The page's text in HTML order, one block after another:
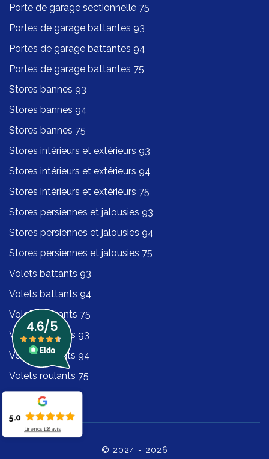
Porte de garage sectionnelle 75
Portes de garage battantes 93
Portes de garage battantes 94
Portes de garage battantes 75
Stores bannes 93
Stores bannes 94
Stores bannes 75
Stores intérieurs et extérieurs 93
Stores intérieurs et extérieurs 94
Stores intérieurs et extérieurs 75
Stores persiennes et jalousies 93
Stores persiennes et jalousies 94
Stores persiennes et jalousies 75
Volets battants 93
Volets battants 94
Volets battants 75
Volets roulants 93
Volets roulants 94
Volets roulants 75
© 2024 - 2026
5.0
Lire nos 118 avis